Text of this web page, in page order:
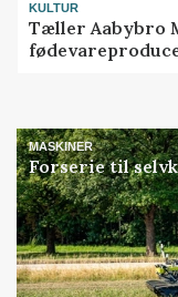
KULTUR
Tæller Aabybro
MASKINER
Forserie til